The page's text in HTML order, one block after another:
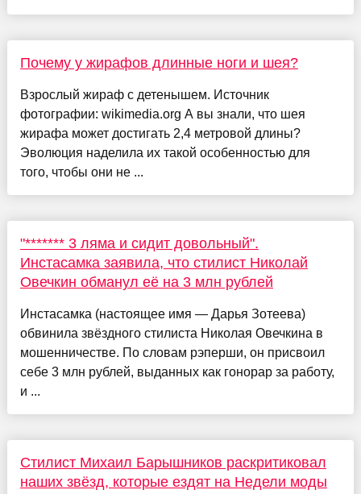
Почему у жирафов длинные ноги и шея?
Взрослый жираф с детенышем. Источник
фотографии: wikimedia.org А вы знали, что шея
жирафа может достигать 2,4 метровой длины?
Эволюция наделила их такой особенностью для
того, чтобы они не ...
"******* 3 ляма и сидит довольный".
Инстасамка заявила, что стилист Николай
Овечкин обманул её на 3 млн рублей
Инстасамка (настоящее имя — Дарья Зотеева)
обвинила звёздного стилиста Николая Овечкина в
мошенничестве. По словам рэперши, он присвоил
себе 3 млн рублей, выданных как гонорар за работу,
и ...
Стилист Михаил Барышников раскритиковал
наших звёзд, которые ездят на Недели моды